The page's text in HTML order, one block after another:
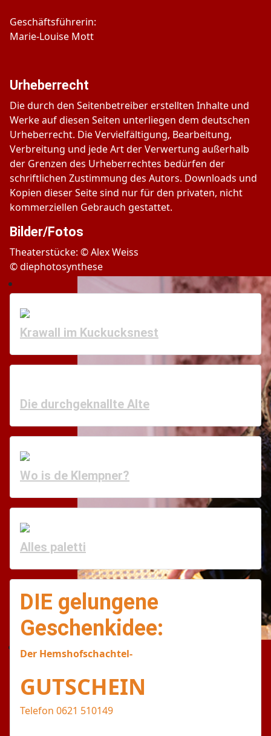
Krawall im Kuckucksnest
Die durchgeknallte Alte
Wo is de Klempner?
Alles paletti
DIE gelungene
Geschenkidee:
Der Hemshofschachtel-
GUTSCHEIN
Telefon 0621 510149
Geschäftsführerin:
Marie-Louise Mott
Urheberrecht
Die durch den Seitenbetreiber erstellten Inhalte und
Werke auf diesen Seiten unterliegen dem deutschen
Urheberrecht. Die Vervielfältigung, Bearbeitung,
Verbreitung und jede Art der Verwertung außerhalb
der Grenzen des Urheberrechtes bedürfen der
schriftlichen Zustimmung des Autors. Downloads und
Kopien dieser Seite sind nur für den privaten, nicht
kommerziellen Gebrauch gestattet.
Bilder/Fotos
Theaterstücke: © Alex Weiss
© diephotosynthese